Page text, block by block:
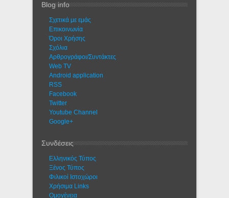
Blog info
Σχετικά με εμάς
Eπικοινωνία
Όροι Χρήσης
Σχόλια
Αρθρογράφοι/Συντάκτες
Web TV
Android application
RSS
Facebook
Twitter
Youtube Channel
Google+
Συνδέσεις
Ελληνικός Τύπος
Ξένος Τύπος
Φιλικοί Ιστοχώροι
Χρήσιμα Links
Ομογένεια